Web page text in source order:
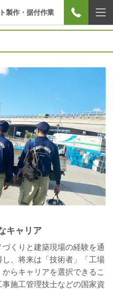
製作・据付作業
キャリア
くりと建築現場の経験を通
、将来は「技術者」「工場
らキャリアを選択できるこ
施工管理技士などの国家資